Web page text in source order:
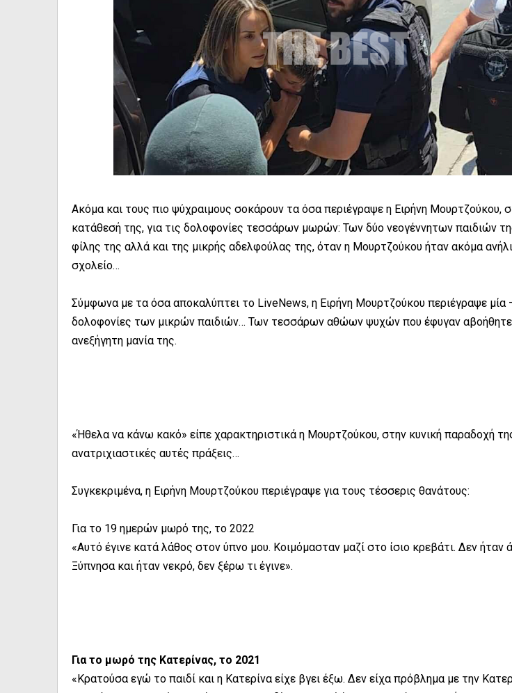
Ακόμα και τους πιο ψύχραιμους σοκάρουν τα όσα περιέγραψε η Ειρήνη Μουρτζούκου,
κατάθεσή της, για τις δολοφονίες τεσσάρων μωρών: Των δύο νεογέννητων παιδιών
φίλης της αλλά και της μικρής αδελφούλας της, όταν η Μουρτζούκου ήταν ακόμα
σχολείο…
Σύμφωνα με τα όσα αποκαλύπτει το LiveNews, η Ειρήνη Μουρτζούκου περιέγραψε μία
δολοφονίες των μικρών παιδιών… Των τεσσάρων αθώων ψυχών που έφυγαν
ανεξήγητη μανία της.
«Ήθελα να κάνω κακό» είπε χαρακτηριστικά η Μουρτζούκου, στην κυνική παραδοχή
ανατριχιαστικές αυτές πράξεις…
Συγκεκριμένα, η Ειρήνη Μουρτζούκου περιέγραψε για τους τέσσερις θανάτους:
Για το 19 ημερών μωρό της, το 2022
«Αυτό έγινε κατά λάθος στον ύπνο μου. Κοιμόμασταν μαζί στο ίσιο κρεβάτι. Δεν ήταν
Ξύπνησα και ήταν νεκρό, δεν ξέρω τι έγινε».
Για το μωρό της Κατερίνας, το 2021
«Κρατούσα εγώ το παιδί και η Κατερίνα είχε βγει έξω. Δεν είχα πρόβλημα με την